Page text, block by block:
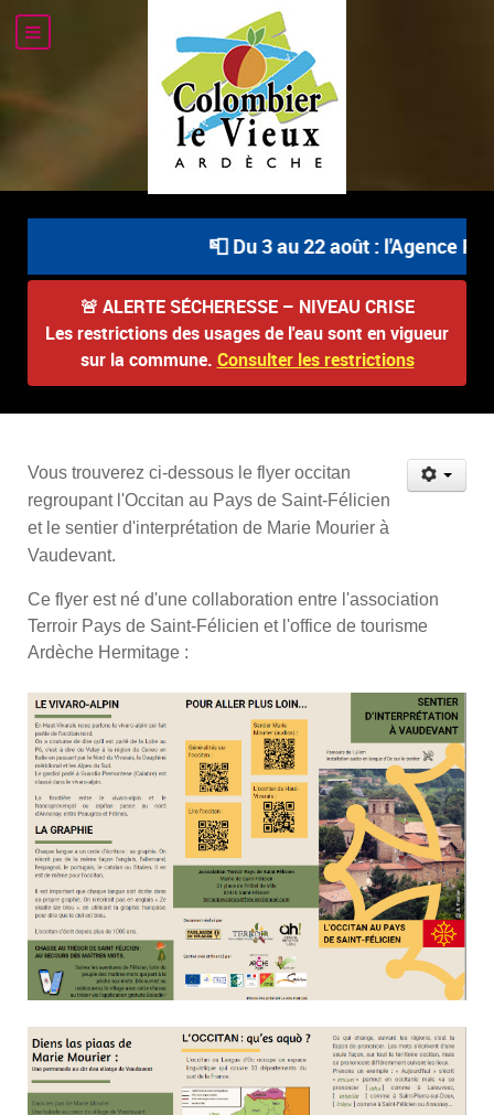
📮 Du 3 au 22 août : l'Agence
🚨 ALERTE SÉCHERESSE – NIVEAU CRISE
Les restrictions des usages de l'eau sont en vigueur
sur la commune. Consulter les restrictions
Vous trouverez ci-dessous le flyer occitan
regroupant l'Occitan au Pays de Saint-Félicien
et le sentier d'interprétation de Marie Mourier à
Vaudevant.
Ce flyer est né d'une collaboration entre l'association
Terroir Pays de Saint-Félicien et l'office de tourisme
Ardèche Hermitage :